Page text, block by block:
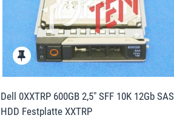
Dell 0XXTRP 600GB 2,5" SFF 10K 12Gb SAS
HDD Festplatte XXTRP